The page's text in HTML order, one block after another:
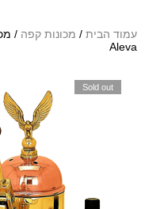
עמוד הבית / מכונות קפה
Aleva
Sold out